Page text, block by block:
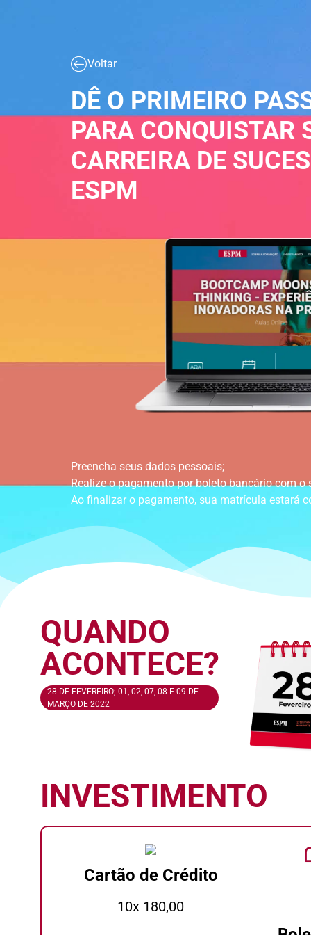
Voltar
DÊ O PRIMEIRO
PARA CONQUISTAR
CARREIRA DE
ESPM
Preencha seus dados pessoais;
Realize o pagamento por boleto bancário com o
Ao finalizar o pagamento, sua matrícula estará
QUANDO
ACONTECE?
28 DE FEVEREIRO; 01, 02, 07, 08 E 09 DE
MARÇO DE 2022
INVESTIMENTO
Cartão de Crédito
10x 180,00